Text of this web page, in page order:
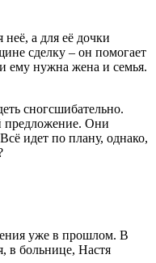
а для её дочки
сделку – он помогает
ему нужна жена и семья.
сногсшибательно.
предложение. Они
идет по плану, однако,
уже в прошлом. В
в больнице, Настя